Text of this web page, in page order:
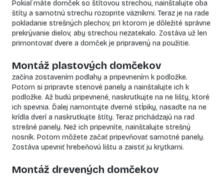
Pokiaľ máte domček so štítovou strechou, nainštalujte oba
štíty a samotnú strechu rozoprite väzníkmi. Teraz je na rade
pokladanie strešných plechov, pri ktorom je dôležité správne
prekrývanie dielov, aby strechou nezatekalo. Zostáva už len
primontovať dvere a domček je pripravený na použitie.
Montáž plastových domčekov
začína zostavením podlahy a pripevnením k podložke.
Potom si pripravte stenové panely a nainštalujte ich k
podložke. Až budú pripevnené, naskrutkujte na ne lišty, ktoré
ich spevnia. Ďalej namontujte dverné stĺpiky, nasaďte na ne
krídla dverí a naskrutkujte štíty. Teraz prichádzajú na rad
strešné panely. Než ich pripevníte, nainštalujte strešný
nosník. Potom môžete začať pripevňovať samotné panely.
Zostáva upevniť hrebeňovú lištu a zaistiť ju krytkami.
Montáž drevených domčekov